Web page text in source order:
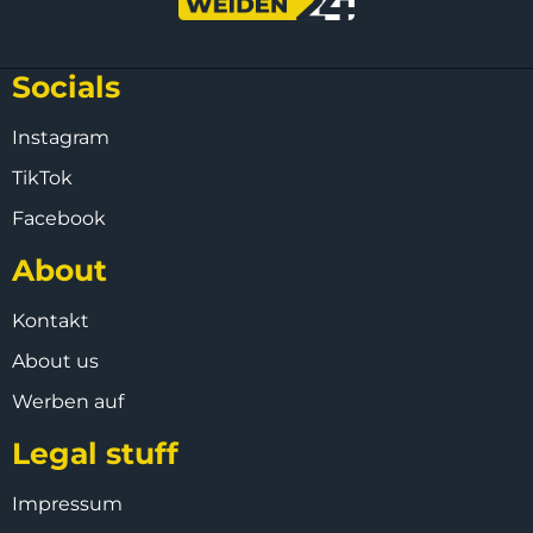
Socials
Instagram
TikTok
Facebook
About
Kontakt
About us
Werben auf
Legal stuff
Impressum